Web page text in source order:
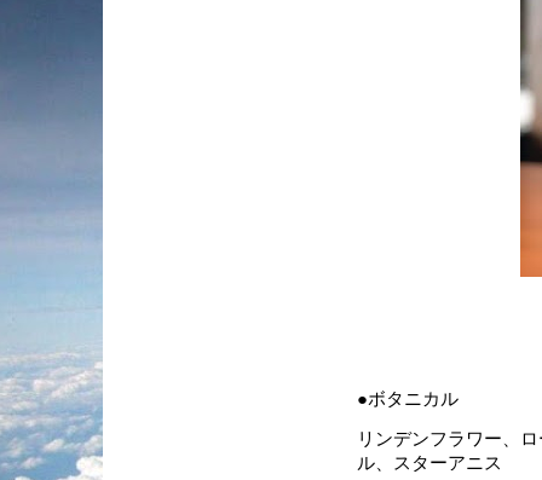
●ボタニカル
リンデンフラワー、
ル、スターアニス